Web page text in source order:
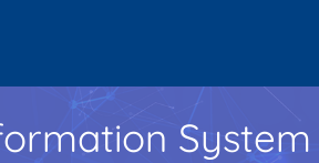
System